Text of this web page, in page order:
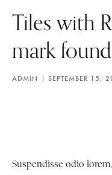
Tiles with
mark
ADMIN SEPTEMBER 15,
Suspendisse odio